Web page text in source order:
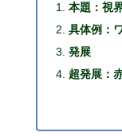
本題：視
具体例：
発展
超発展：